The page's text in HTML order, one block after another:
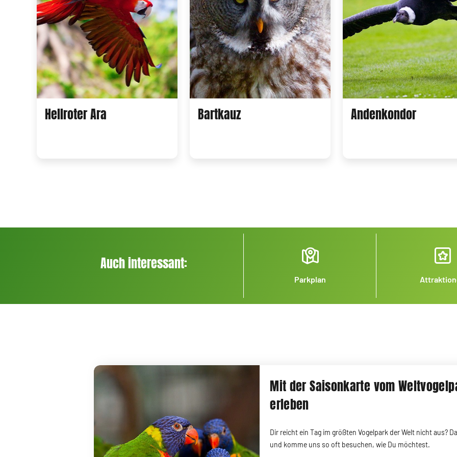
Hellroter Ara Bartkauz Andenkondor
Auch interessant:
Parkplan
Mit der Saisonkarte vom
erleben
Dir reicht ein Tag im größten Vogelpark der Welt nicht aus?
und komme uns so oft besuchen, wie Du möchtest.